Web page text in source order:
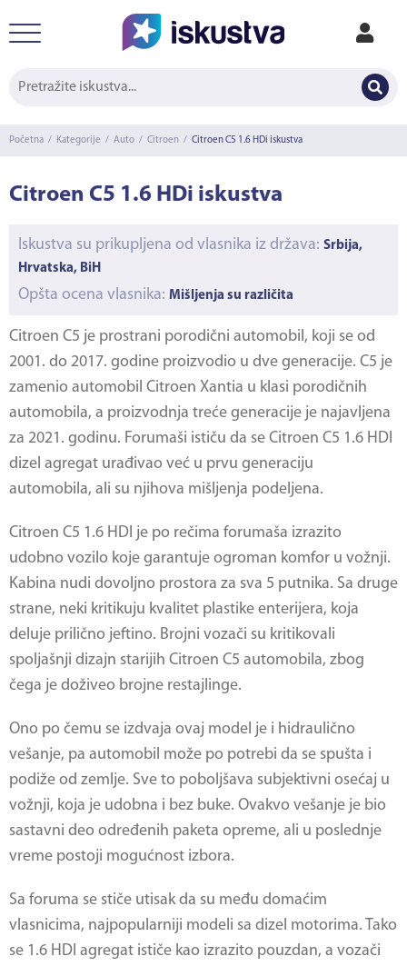
Početna / Kategorije / Auto / Citroen / Citroen C5 1.6 HDi iskustva
Citroen C5 1.6 HDi iskustva
Iskustva su prikupljena od vlasnika iz država: Srbija,
Hrvatska, BiH
Opšta ocena vlasnika: Mišljenja su različita
Citroen C5 je prostrani porodični automobil, koji se od
2001. do 2017. godine proizvodio u dve generacije. C5 je
zamenio automobil Citroen Xantia u klasi porodičnih
automobila, a proizvodnja treće generacije je najavljena
za 2021. godinu. Forumaši ističu da se Citroen C5 1.6 HDI
dizel agregat urađivao već u prvu generaciju
automobila, ali su njihova mišljenja podeljena.
Citroen C5 1.6 HDI je po rečima forumaša izrazito
udobno vozilo koje garantuje ogroman komfor u vožnji.
Kabina nudi dovoljno prostora za sva 5 putnika. Sa druge
strane, neki kritikuju kvalitet plastike enterijera, koja
deluje prilično jeftino. Brojni vozači su kritikovali
spoljašnji dizajn starijih Citroen C5 automobila, zbog
čega je doživeo brojne restajlinge.
Ono po čemu se izdvaja ovaj model je i hidraulično
vešanje, pa automobil može po potrebi da se spušta i
podiže od zemlje. Sve to poboljšava subjektivni osećaj u
vožnji, koja je udobna i bez buke. Ovakvo vešanje je bio
sastavni deo određenih paketa opreme, ali u poslednje
vreme postoji mogućnost izbora.
Sa foruma se stiče utisak da su među domaćim
vlasnicima, najpopularniji modeli sa dizel motorima. Tako
se 1.6 HDI agregat ističe kao izrazito pouzdan, a vozači